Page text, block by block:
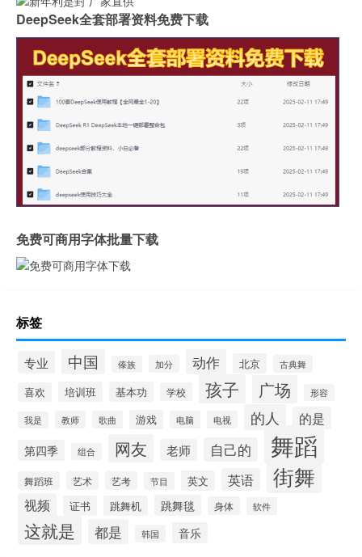
DeepSeek全套部署资料免费下载
免费可商用字体批量下载
标签
专业 中国 傣族 加分 动作 北京 古典舞
喜欢 培训班 基本功 学校 孩子 广场 形容
我是 教师 歌曲 游戏 电脑 电视 的人 的是
第四季 组合 网友 老师 自己的 舞蹈
舞蹈班 艺术 艺考 节目 英文 英语 街舞
视频 证书 跳舞机 跳舞毯 身体 软件
这就是 都是 韩国 音乐